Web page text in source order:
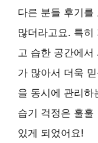
다른 분들 후기를
많더라고요. 특히
고 습한 공간에서
가 많아서 더욱
을 동시에 관리하
습기 걱정은 훌훌
있게 되었어요!